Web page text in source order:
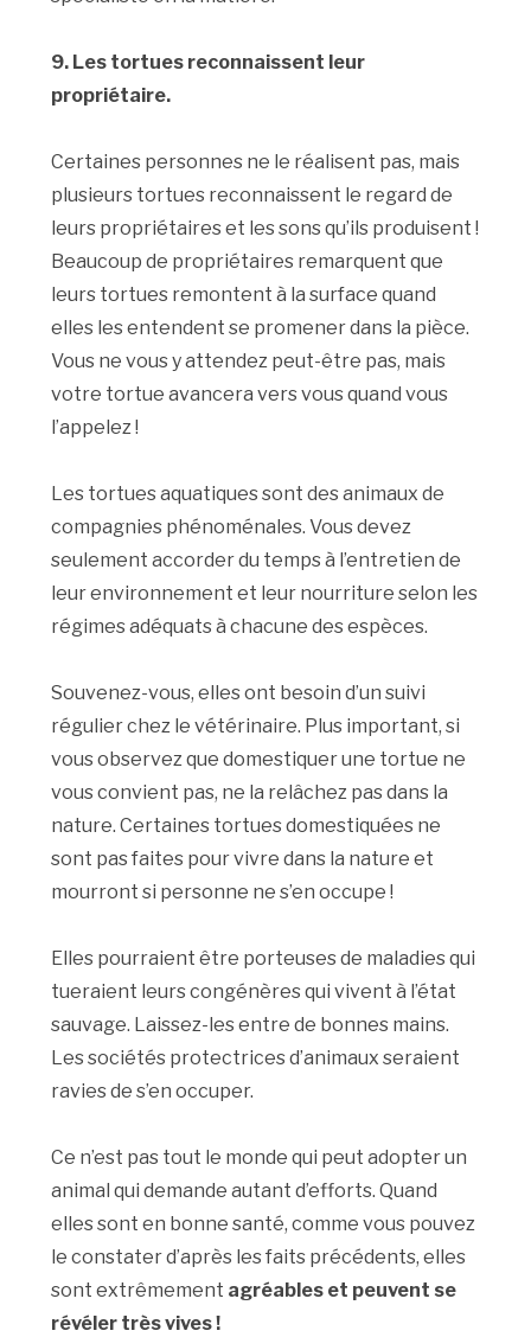
9. Les tortues reconnaissent leur
propriétaire.
Certaines personnes ne le réalisent pas, mais
plusieurs tortues reconnaissent le regard de
leurs propriétaires et les sons qu’ils produisent !
Beaucoup de propriétaires remarquent que
leurs tortues remontent à la surface quand
elles les entendent se promener dans la pièce.
Vous ne vous y attendez peut-être pas, mais
votre tortue avancera vers vous quand vous
l’appelez !
Les tortues aquatiques sont des animaux de
compagnies phénoménales. Vous devez
seulement accorder du temps à l’entretien de
leur environnement et leur nourriture selon les
régimes adéquats à chacune des espèces.
Souvenez-vous, elles ont besoin d’un suivi
régulier chez le vétérinaire. Plus important, si
vous observez que domestiquer une tortue ne
vous convient pas, ne la relâchez pas dans la
nature. Certaines tortues domestiquées ne
sont pas faites pour vivre dans la nature et
mourront si personne ne s’en occupe !
Elles pourraient être porteuses de maladies qui
tueraient leurs congénères qui vivent à l’état
sauvage. Laissez-les entre de bonnes mains.
Les sociétés protectrices d’animaux seraient
ravies de s’en occuper.
Ce n’est pas tout le monde qui peut adopter un
animal qui demande autant d’efforts. Quand
elles sont en bonne santé, comme vous pouvez
le constater d’après les faits précédents, elles
sont extrêmement agréables et peuvent se
révéler très vives !